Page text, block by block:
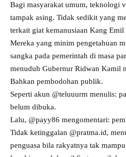
Bagi masyarakat umum, teknologi
tampak asing. Tidak sedikit yang
terkait giat kemanusiaan Kang Emil
Mereka yang minim pengetahuan
sangka pada pemerintah di masa
menuduh Gubernur Ridwan Kamil
Bahkan pembodohan publik.
Seperti akun @teluuurm menulis:
belum dibuka.
Lalu, @payy86 mengomentari:
Tidak ketinggalan @pratma.id,
penguasa bila rakyatnya tak